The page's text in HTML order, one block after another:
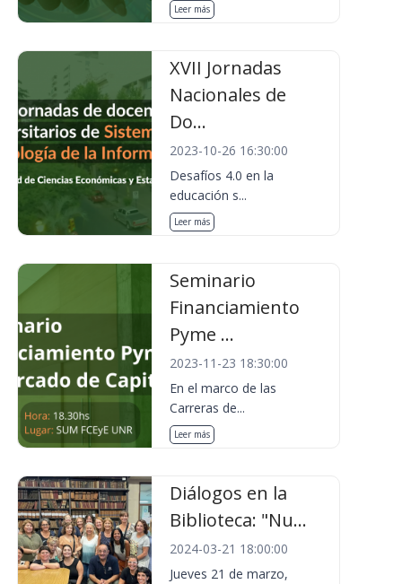
Leer más
XVII Jornadas
Nacionales de
Do...
2023-10-26 16:30:00
Desafíos 4.0 en la
educación s...
Leer más
Seminario
Financiamiento
Pyme ...
2023-11-23 18:30:00
En el marco de las
Carreras de...
Leer más
Diálogos en la
Biblioteca: "Nu...
2024-03-21 18:00:00
Jueves 21 de marzo,